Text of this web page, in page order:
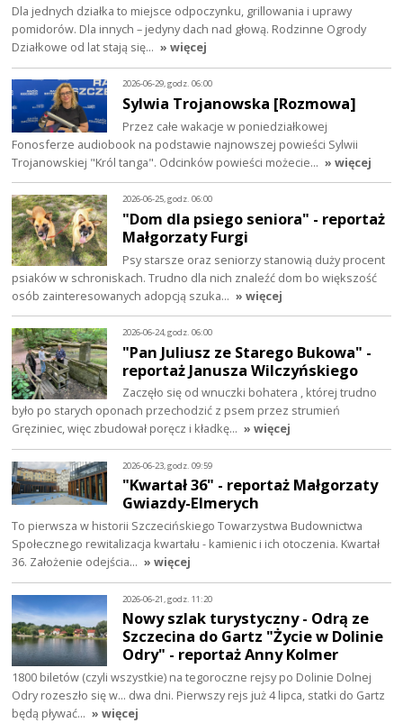
Dla jednych działka to miejsce odpoczynku, grillowania i uprawy
pomidorów. Dla innych – jedyny dach nad głową. Rodzinne Ogrody
Działkowe od lat stają się… » więcej
2026-06-29, godz. 06:00
Sylwia Trojanowska [Rozmowa]
Przez całe wakacje w poniedziałkowej
Fonosferze audiobook na podstawie najnowszej powieści Sylwii
Trojanowskiej "Król tanga". Odcinków powieści możecie… » więcej
2026-06-25, godz. 06:00
"Dom dla psiego seniora" - reportaż
Małgorzaty Furgi
Psy starsze oraz seniorzy stanowią duży procent
psiaków w schroniskach. Trudno dla nich znaleźć dom bo większość
osób zainteresowanych adopcją szuka… » więcej
2026-06-24, godz. 06:00
"Pan Juliusz ze Starego Bukowa" -
reportaż Janusza Wilczyńskiego
Zaczęło się od wnuczki bohatera , której trudno
było po starych oponach przechodzić z psem przez strumień
Gręziniec, więc zbudował poręcz i kładkę… » więcej
2026-06-23, godz. 09:59
"Kwartał 36" - reportaż Małgorzaty
Gwiazdy-Elmerych
To pierwsza w historii Szczecińskiego Towarzystwa Budownictwa
Społecznego rewitalizacja kwartału - kamienic i ich otoczenia. Kwartał
36. Założenie odejścia… » więcej
2026-06-21, godz. 11:20
Nowy szlak turystyczny - Odrą ze
Szczecina do Gartz "Życie w Dolinie
Odry" - reportaż Anny Kolmer
1800 biletów (czyli wszystkie) na tegoroczne rejsy po Dolinie Dolnej
Odry rozeszło się w... dwa dni. Pierwszy rejs już 4 lipca, statki do Gartz
będą pływać… » więcej